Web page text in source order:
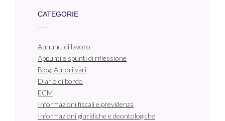
CATEGORIE
Annunci di lavoro
Appunti e spunti di riflessione
Blog. Autori vari
Diario di bordo
ECM
Informazioni fiscali e previdenza
Informazioni giuridiche e deontologiche